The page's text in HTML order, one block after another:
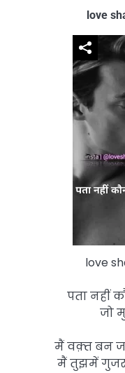
love
love
पता नहीं
जो
मैं वक़्त बन
मैं तुझमें